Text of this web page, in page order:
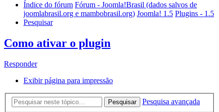
Índice do fórum Fórum - Joomla!Brasil (dados salvos de
joomlabrasil.org e mambobrasil.org) Joomla! 1.5 Plugins - 1.5
Pesquisar
Como ativar o plugin
Responder
Exibir página para impressão
Pesquisar
Pesquisa avançada